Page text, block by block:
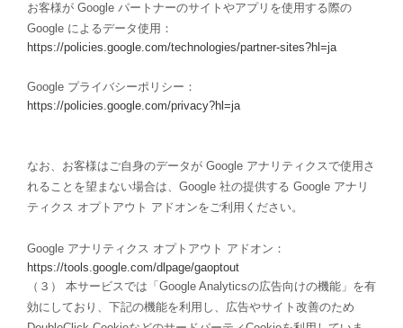
お客様が Google パートナーのサイトやアプリを使用する際の
Google によるデータ使用：
https://policies.google.com/technologies/partner-sites?hl=ja
Google プライバシーポリシー：
https://policies.google.com/privacy?hl=ja
なお、お客様はご自身のデータが Google アナリティクスで使用さ
れることを望まない場合は、Google 社の提供する Google アナリ
ティクス オプトアウト アドオンをご利用ください。
Google アナリティクス オプトアウト アドオン：
https://tools.google.com/dlpage/gaoptout
（３） 本サービスでは「Google Analyticsの広告向けの機能」を有
効にしており、下記の機能を利用し、広告やサイト改善のため